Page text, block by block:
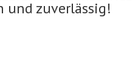
und zuverlässig!